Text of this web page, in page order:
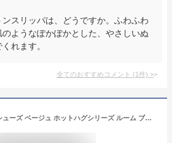
スリッパは、どうですか。ふわふわ
ようなぽかぽかとした、やさしいぬ
れます。
全てのおすすめコメント (1件) >
蓄熱ホットルームシューズ ベージュ ホットハグシリーズ ルーム ブーツ 蓄熱 熱吸収 ヒート 冷え性 足元 対策 暖かい ダウン おしゃれ デザイン アウトドア キャンプ CARESTAR